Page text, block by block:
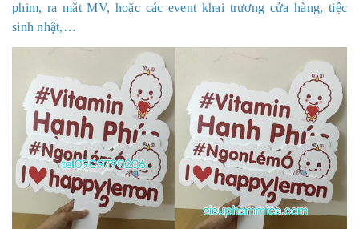
phim, ra mắt MV, hoặc các event khai trương cửa hàng, tiệc
sinh nhật,…